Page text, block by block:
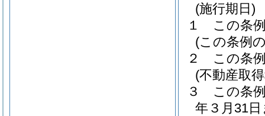
(施行期日)
１
この条
(この条例
２
この条
(不動産取
３
この条
年３月31